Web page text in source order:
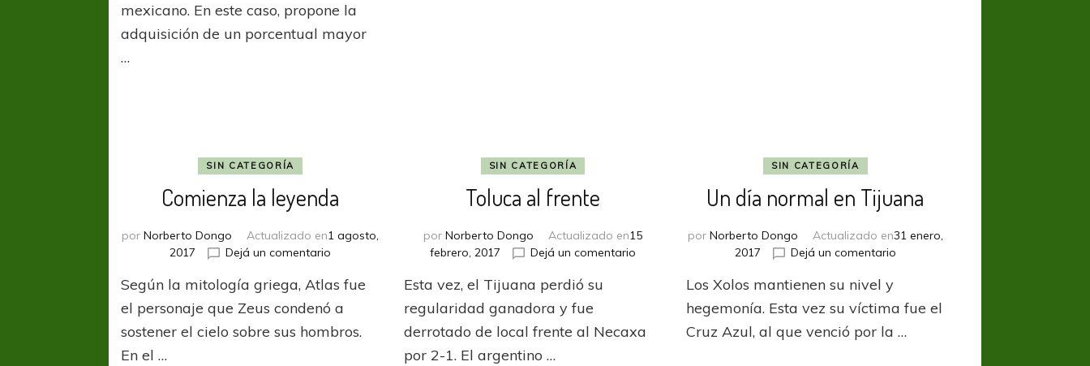
Lautaro
Gianetti
mexicano. En este caso, propone la
adquisición de un porcentual mayor
…
SIN CATEGORÍA
Comienza la leyenda
porNorberto Dongo Actualizado en1 agosto,
2017
Dejá un comentario
la
leyenda
Según la mitología griega, Atlas fue
el personaje que Zeus condenó a
sostener el cielo sobre sus hombros.
En el …
SIN CATEGORÍA
Toluca al frente
por Norberto Dongo Actualizado en15
febrero, 2017
Dejá un comentarioen
Esta vez, el Tijuana perdió su
regularidad ganadora y fue
derrotado de local frente al Necaxa
por 2-1. El argentino …
SIN CATEGORÍA
Un día normal en Tijuana
por Norberto Dongo Actualizado en31 enero,
2017
Dejá un comentarioen
normal
Tijuana
Los Xolos mantienen su nivel y
hegemonía. Esta vez su víctima fue el
Cruz Azul, al que venció por la …